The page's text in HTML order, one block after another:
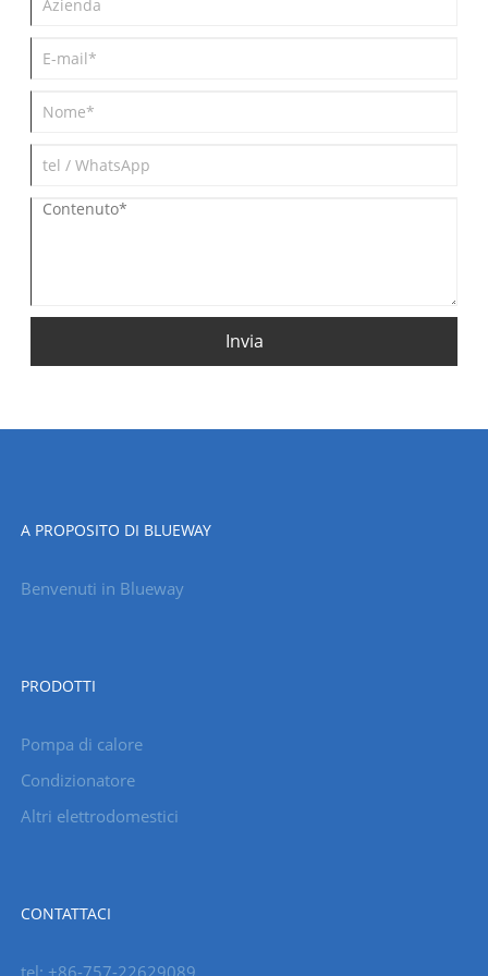
Invia
A PROPOSITO DI BLUEWAY
Benvenuti in Blueway
PRODOTTI
Pompa di calore
Condizionatore
Altri elettrodomestici
CONTATTACI
tel: +86-757-22629089